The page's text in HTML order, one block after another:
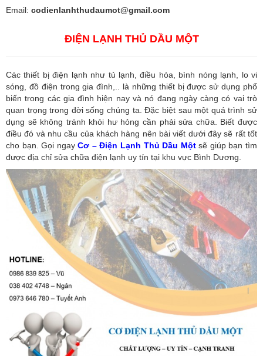
Email: codienlanhthudaumot@gmail.com
ĐIỆN LẠNH THỦ DẦU MỘT
Các thiết bị điện lạnh như tủ lạnh, điều hòa, bình nóng lạnh, lo vi
sóng, đồ điện trong gia đình,.. là những thiết bị được sử dụng phổ
biến trong các gia đình hiện nay và nó đang ngày càng có vai trò
quan trọng trong đời sống chúng ta. Đặc biệt sau một quá trình sử
dụng sẽ không tránh khỏi hư hỏng cần phải sửa chữa. Biết được
điều đó và nhu cầu của khách hàng nên bài viết dưới đây sẽ rất tốt
cho bạn. Gọi ngayCơ – Điện Lạnh Thủ Dầu Một sẽ giúp bạn tìm
được địa chỉ sửa chữa điện lạnh uy tín tại khu vực Bình Dương.